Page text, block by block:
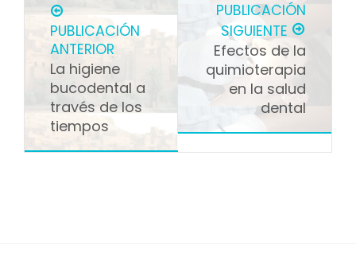
PUBLICACIÓN
ANTERIOR
La higiene
bucodental a
través de los
tiempos
PUBLICACIÓN
SIGUIENTE
Efectos de la
quimioterapia
en la salud
dental